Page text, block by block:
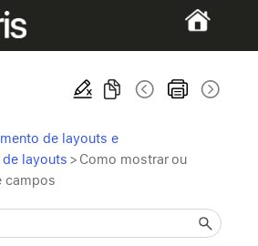
de layouts e
de layouts > Como mostrar ou
campos